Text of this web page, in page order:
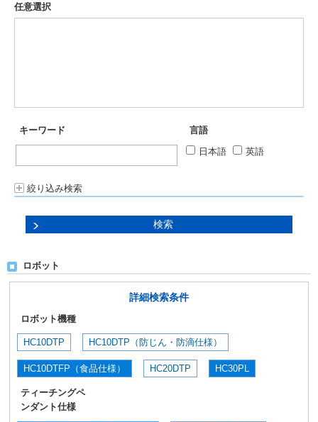
任意選択
キーワード
言語
日本語
英語
絞り込み検索
ロボット
詳細検索条件
ロボット機種
HC10DTP HC10DTP（防じん・防滴仕様）
HC10DTFP（食品仕様） HC20DTP HC30PL
ティーチングペ
ンダント仕様